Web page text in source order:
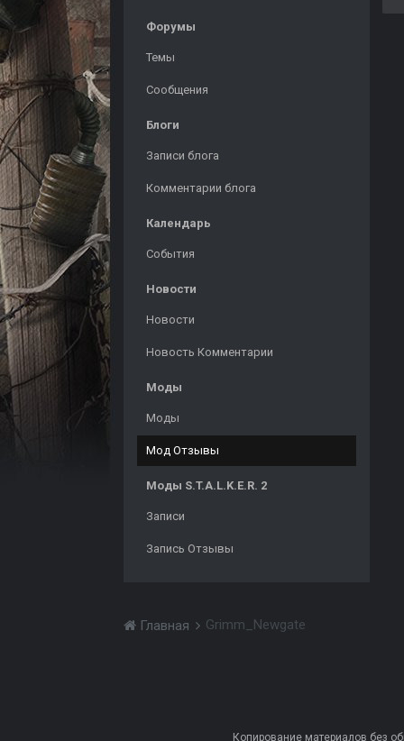
Форумы
Темы
Сообщения
Блоги
Записи блога
Комментарии блога
Календарь
События
Новости
Новости
Новость Комментарии
Моды
Моды
Мод Отзывы
Моды S.T.A.L.K.E.R. 2
Записи
Запись Отзывы
Главная Grimm_Newgate
Копирование материалов без